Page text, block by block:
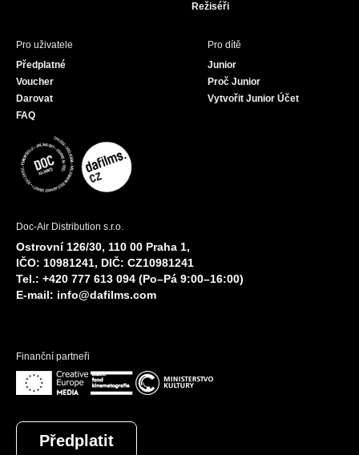
Režiséři
Pro uživatele
Předplatné
Voucher
Darovat
FAQ
Pro dítě
Junior
Proč Junior
Vytvořit Junior Účet
Doc-Air Distribution s.r.o.
Ostrovní 126/30, 110 00 Praha 1,
IČO: 10981241, DIČ: CZ10981241
Tel.: +420 777 613 094 (Po–Pá 9:00–16:00)
E-mail: info@dafilms.com
Finanční partneři
Předplatit